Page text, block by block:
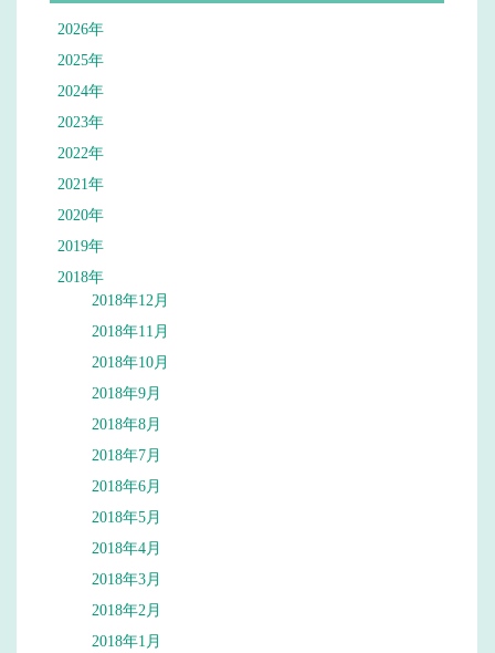
2026年
2025年
2024年
2023年
2022年
2021年
2020年
2019年
2018年
2018年12月
2018年11月
2018年10月
2018年9月
2018年8月
2018年7月
2018年6月
2018年5月
2018年4月
2018年3月
2018年2月
2018年1月